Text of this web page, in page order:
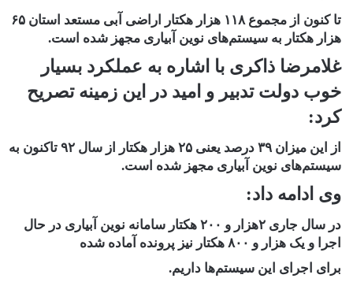
تا کنون از مجموع ۱۱۸ هزار هکتار اراضی آبی مستعد استان ۶۵
هزار هکتار به سیستم‌های نوین آبیاری مجهز شده است.
غلامرضا ذاکری با اشاره به عملکرد بسیار
خوب دولت تدبیر و امید در این زمینه تصریح
کرد:
از این میزان ۳۹ درصد یعنی ۲۵ هزار هکتار از سال ۹۲ تاکنون به
سیستم‌های نوین آبیاری مجهز شده است.
وی ادامه داد:
در سال جاری ۲هزار و ۲۰۰ هکتار سامانه نوین آبیاری در حال
اجرا و یک هزار و ۸۰۰ هکتار نیز پرونده آماده شده
برای اجرای این سیستم‌ها داریم.